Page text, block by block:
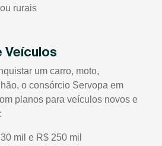
rurais
Veículos
um carro, moto,
o consórcio Servopa em
planos para veículos novos e
mil e R$ 250 mil